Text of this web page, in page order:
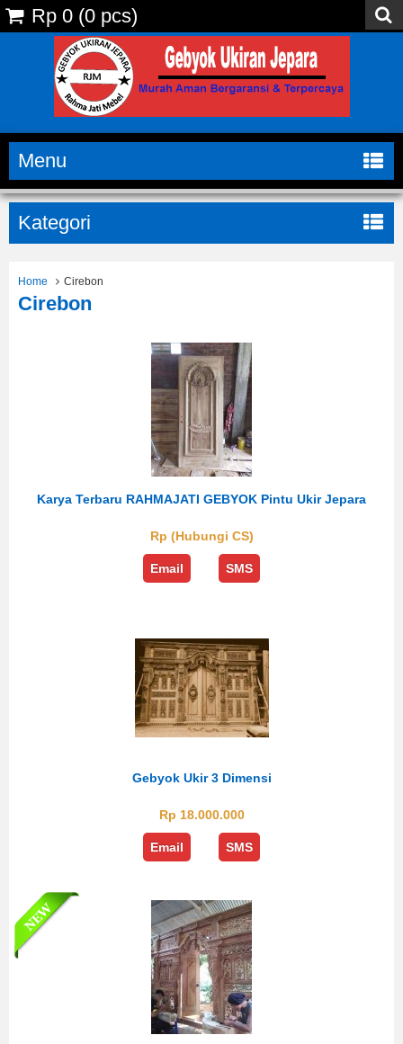
Rp 0 (0 pcs)
Menu
Kategori
Home Cirebon
Cirebon
Karya Terbaru RAHMAJATI GEBYOK Pintu Ukir Jepara
Rp (Hubungi CS)
Email SMS
Gebyok Ukir 3 Dimensi
Rp 18.000.000
Email SMS